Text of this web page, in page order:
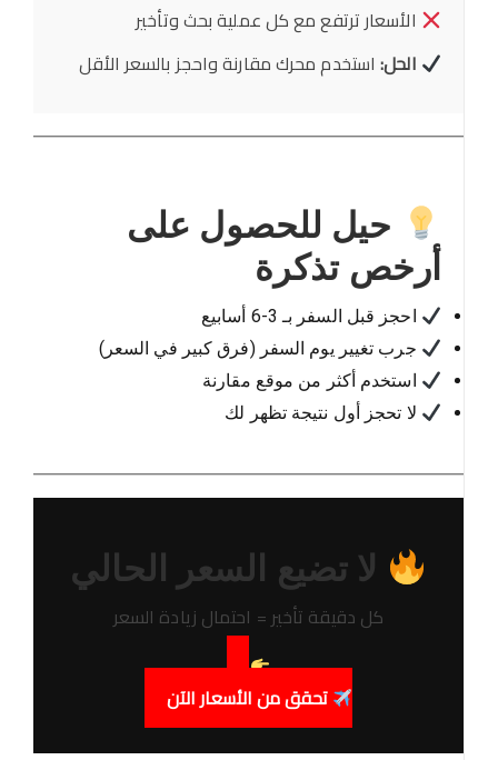
الأسعار ترتفع مع كل عملية بحث وتأخير
الحل:استخدم محرك مقارنة واحجز بالسعر الأقل
حيل للحصول على
أرخص تذكرة
احجز قبل السفر بـ 3-6 أسابيع
جرب تغيير يوم السفر (فرق كبير في السعر)
استخدم أكثر من موقع مقارنة
لا تحجز أول نتيجة تظهر لك
لا تضيع السعر الحالي
كل دقيقة تأخير = احتمال زيادة السعر
تحقق من الأسعار الآن